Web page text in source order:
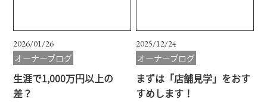
2026/01/26
オーナーブログ
生涯で1,000万円以上の
差？
2025/12/24
オーナーブログ
まずは「店舗見学」をおす
すめします！